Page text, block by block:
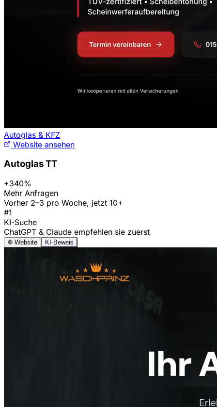
Autoglas & KFZ
Website ansehen
Autoglas TT
+340%
Mehr Anfragen
Vorher 2–3 pro Woche, jetzt 10+
#1
KI-Suche
ChatGPT & Claude empfehlen sie zuerst
Website KI-Beweis